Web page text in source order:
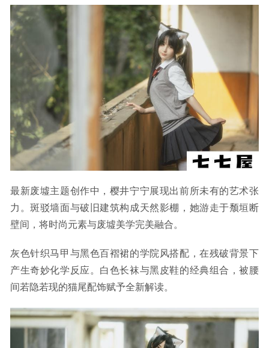
最新废墟主题创作中，樱井宁宁展现出前所未有的艺术张
力。斑驳墙面与破旧建筑构成天然影棚，她游走于颓垣断
壁间，将时尚元素与废墟美学完美融合。
灰色针织马甲与黑色百褶裙的学院风搭配，在残破背景下
产生奇妙化学反应。白色长袜与黑皮鞋的经典组合，被腰
间若隐若现的猫尾配饰赋予全新解读。